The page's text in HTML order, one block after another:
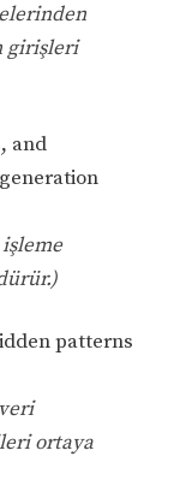
girişleri
and
patterns
ortaya